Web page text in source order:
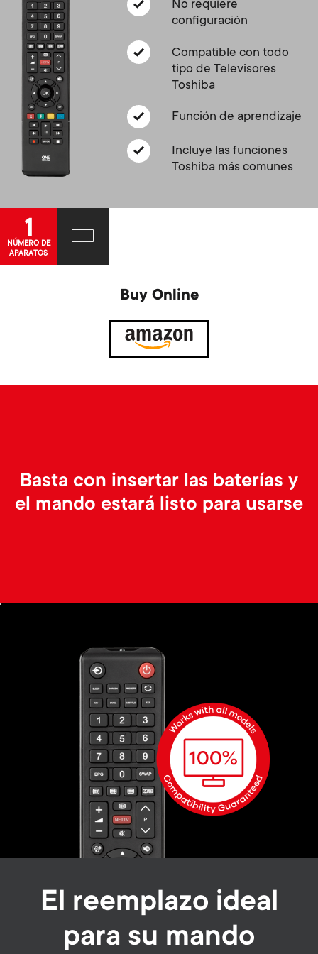
a
r
y
p
r
o
d
u
s
n
u
Gestión de cables
o
n
d
a
r
u
m
e
NÚMERO DE
APARATOS
1
No requiere
configuración
Compatible con todo
tipo de Televisores
Toshiba
Función de aprendizaje
Incluye las funciones
Toshiba más comunes
Buy Online
Basta con insertar las baterías y
el mando estará listo para usarse
Image
El reemplazo ideal
para su mando